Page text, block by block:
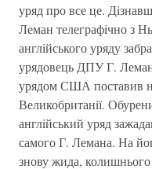
уряд про все це.
Леман телеграфiчно з
англiйського уряду
урядовець ДПУ Г.
урядом США поставив
Великобританiї.
англiйський уряд
самого Г. Лемана. На
знову жида,